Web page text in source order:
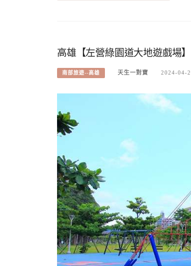
高雄【左營綠園道大地遊戲場
南部旅遊--高雄 天生一對寶 2024-04-